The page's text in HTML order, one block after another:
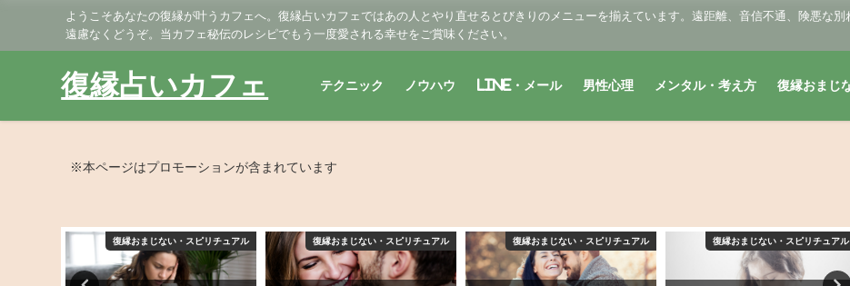
ようこそあなたの復縁が叶うカフェへ。復縁占いカフェではあの人とやり直せるとびきりのメニューを揃えています。遠距離、音信不通、険悪な
遠慮なくどうぞ。当カフェ秘伝のレシピでもう一度愛される幸せをご賞味ください。
復縁占いカフェ テクニック ノウハウ LINE・メール 男性心理 メンタル・考え方 復縁おまじ
※本ページはプロモーションが含まれています
復縁おまじない・スピリチュアル 復縁おまじない・スピリチュアル 復縁おまじない・スピリチュアル 復縁おまじない・スピリチュアル